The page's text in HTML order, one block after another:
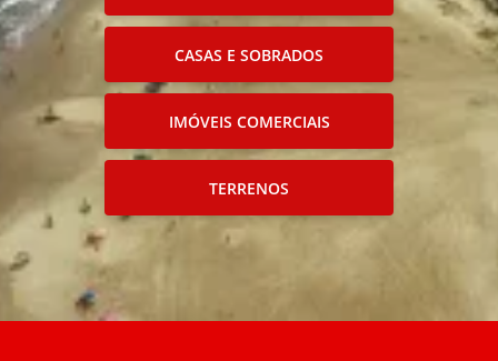
CASAS E SOBRADOS
IMÓVEIS COMERCIAIS
TERRENOS